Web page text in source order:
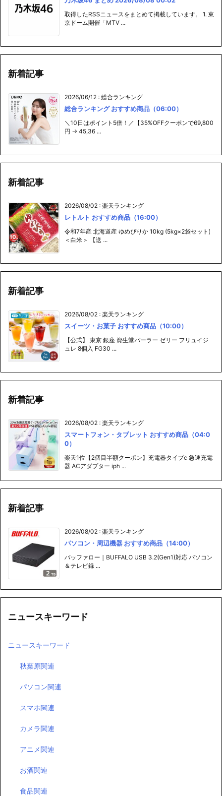
取得したRSSニュースをまとめて掲載しています。 1. 東
京ドーム開催「MTV ...
新着記事
2026/06/12 : 総合ランキング
総合ランキング おすすめ商品（06:00）
＼10日はポイント5倍！／【35%OFFクーポンで69,800
円 → 45,36 ...
新着記事
2026/08/02 : 楽天ランキング
レトルト おすすめ商品（16:00）
令和7年産 北海道産 ゆめぴりか 10kg (5kg×2袋セット)
＜白米＞ 【送 ...
新着記事
2026/08/02 : 楽天ランキング
スイーツ・お菓子 おすすめ商品（10:00）
【公式】 東京 銀座 資生堂パーラー ゼリー フリュイジ
ュレ 8個入 FG30 ...
新着記事
2026/08/02 : 楽天ランキング
スマートフォン・タブレット おすすめ商品（04:0
0）
楽天1位【2個目半額クーポン】充電器タイプc 急速充電
器 ACアダプター iph ...
新着記事
2026/08/02 : 楽天ランキング
パソコン・周辺機器 おすすめ商品（14:00）
バッファロー｜BUFFALO USB 3.2(Gen1)対応 パソコン
＆テレビ録 ...
ニュースキーワード
ニュースキーワード
秋葉原関連
パソコン関連
スマホ関連
カメラ関連
アニメ関連
お酒関連
食品関連